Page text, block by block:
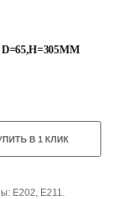
В 1 КЛИК
Е202, Е211.